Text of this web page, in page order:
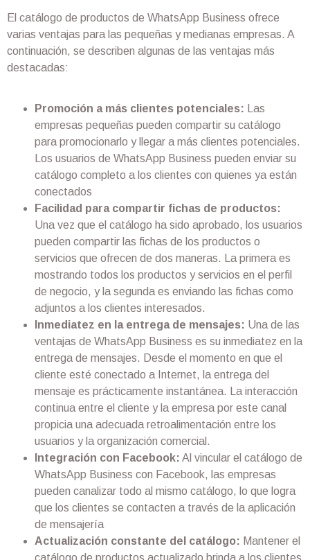
El catálogo de productos de WhatsApp Business ofrece
varias ventajas para las pequeñas y medianas empresas. A
continuación, se describen algunas de las ventajas más
destacadas:
Promoción a más clientes potenciales: Las
empresas pequeñas pueden compartir su catálogo
para promocionarlo y llegar a más clientes potenciales.
Los usuarios de WhatsApp Business pueden enviar su
catálogo completo a los clientes con quienes ya están
conectados
Facilidad para compartir fichas de productos:
Una vez que el catálogo ha sido aprobado, los usuarios
pueden compartir las fichas de los productos o
servicios que ofrecen de dos maneras. La primera es
mostrando todos los productos y servicios en el perfil
de negocio, y la segunda es enviando las fichas como
adjuntos a los clientes interesados.
Inmediatez en la entrega de mensajes: Una de las
ventajas de WhatsApp Business es su inmediatez en la
entrega de mensajes. Desde el momento en que el
cliente esté conectado a Internet, la entrega del
mensaje es prácticamente instantánea. La interacción
continua entre el cliente y la empresa por este canal
propicia una adecuada retroalimentación entre los
usuarios y la organización comercial.
Integración con Facebook: Al vincular el catálogo de
WhatsApp Business con Facebook, las empresas
pueden canalizar todo al mismo catálogo, lo que logra
que los clientes se contacten a través de la aplicación
de mensajería
Actualización constante del catálogo: Mantener el
catálogo de productos actualizado brinda a los clientes